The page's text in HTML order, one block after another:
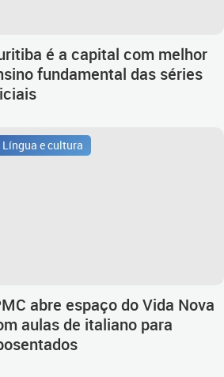
é a capital com melhor
fundamental das séries
Língua e cultura
abre espaço do Vida Nova
aulas de italiano para